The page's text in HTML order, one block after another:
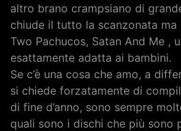
altro brano crampsiano di
chiude il tutto la scanzonata
Two Pachucos, Satan And Me ,
esattamente adatta ai bambini.
Se c’è una cosa che amo, a
si chiede forzatamente di
di fine d’anno, sono sempre
quali sono i dischi che più sono